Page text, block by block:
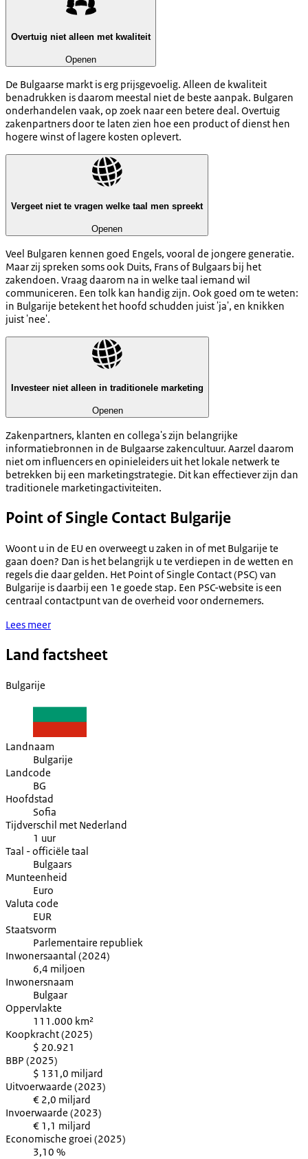
Overtuig niet alleen met kwaliteit
Openen
De Bulgaarse markt is erg prijsgevoelig. Alleen de kwaliteit
benadrukken is daarom meestal niet de beste aanpak. Bulgaren
onderhandelen vaak, op zoek naar een betere deal. Overtuig
zakenpartners door te laten zien hoe een product of dienst hen
hogere winst of lagere kosten oplevert.
Vergeet niet te vragen welke taal men spreekt
Openen
Veel Bulgaren kennen goed Engels, vooral de jongere generatie.
Maar zij spreken soms ook Duits, Frans of Bulgaars bij het
zakendoen. Vraag daarom na in welke taal iemand wil
communiceren. Een tolk kan handig zijn. Ook goed om te weten:
in Bulgarije betekent het hoofd schudden juist 'ja', en knikken
juist 'nee'.
Investeer niet alleen in traditionele marketing
Openen
Zakenpartners, klanten en collega's zijn belangrijke
informatiebronnen in de Bulgaarse zakencultuur. Aarzel daarom
niet om influencers en opinieleiders uit het lokale netwerk te
betrekken bij een marketingstrategie. Dit kan effectiever zijn dan
traditionele marketingactiviteiten.
Point of Single Contact Bulgarije
Woont u in de EU en overweegt u zaken in of met Bulgarije te
gaan doen? Dan is het belangrijk u te verdiepen in de wetten en
regels die daar gelden. Het Point of Single Contact (PSC) van
Bulgarije is daarbij een 1e goede stap. Een PSC-website is een
centraal contactpunt van de overheid voor ondernemers.
Lees meer
Land factsheet
Bulgarije
Landnaam
Bulgarije
Landcode
BG
Hoofdstad
Sofia
Tijdverschil met Nederland
1 uur
Taal - officiële taal
Bulgaars
Munteenheid
Euro
Valuta code
EUR
Staatsvorm
Parlementaire republiek
Inwonersaantal (2024)
6,4 miljoen
Inwonersnaam
Bulgaar
Oppervlakte
111.000 km²
Koopkracht (2025)
$ 20.921
BBP (2025)
$ 131,0 miljard
Uitvoerwaarde (2023)
€ 2,0 miljard
Invoerwaarde (2023)
€ 1,1 miljard
Economische groei (2025)
3,10 %